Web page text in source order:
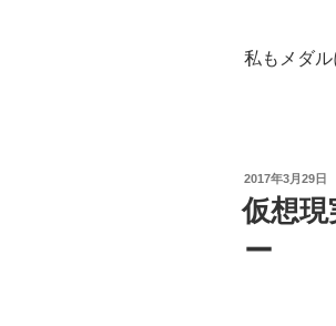
私もメダル
投
稿
日:
2017年3月29日
仮想
ー